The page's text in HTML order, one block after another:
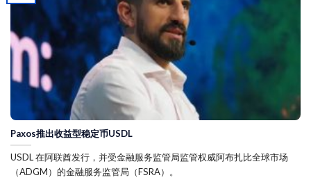
Paxos推出收益型稳定币USDL
USDL 在阿联酋发行，并受金融服务监管局监管权威阿布扎比全球市场
（ADGM）的金融服务监管局（FSRA）。